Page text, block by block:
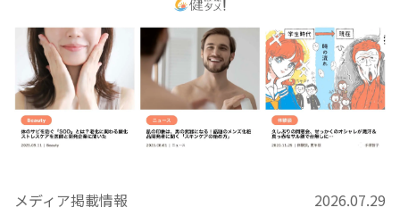
メディア掲載情報
2026.07.29